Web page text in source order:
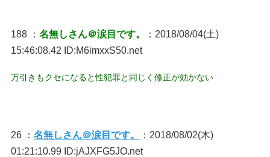
188 ： 名無しさん＠涙目です。
：2018/08/04(土)
15:46:08.42 ID:M6imxxS50.net
万引きもクセになると性犯罪と同じく修正が効かない
26 ： 名無しさん＠涙目です。
：2018/08/02(木)
01:21:10.99 ID:jAJXFG5JO.net